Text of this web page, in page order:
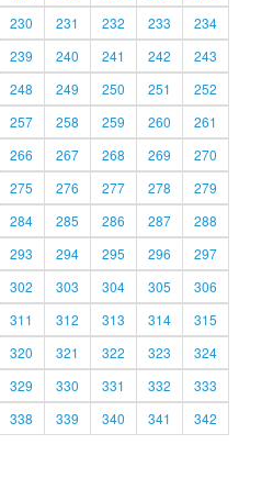
230 231 232 233
234
239 240 241 242
243
248 249 250 251
252
257 258 259 260
261
266 267 268 269
270
275 276 277 278
279
284 285 286 287
288
293 294 295 296
297
302 303 304 305
306
311 312 313 314
315
320 321 322 323
324
329 330 331 332
333
338 339 340 341
342